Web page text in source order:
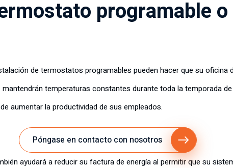
programable o
de termostatos programables pueden hacer que su oficina
temperaturas constantes durante toda la temporada
aumentar la productividad de sus empleados.
Póngase en contacto con nosotros
ayudará a reducir su factura de energía al permitir que su